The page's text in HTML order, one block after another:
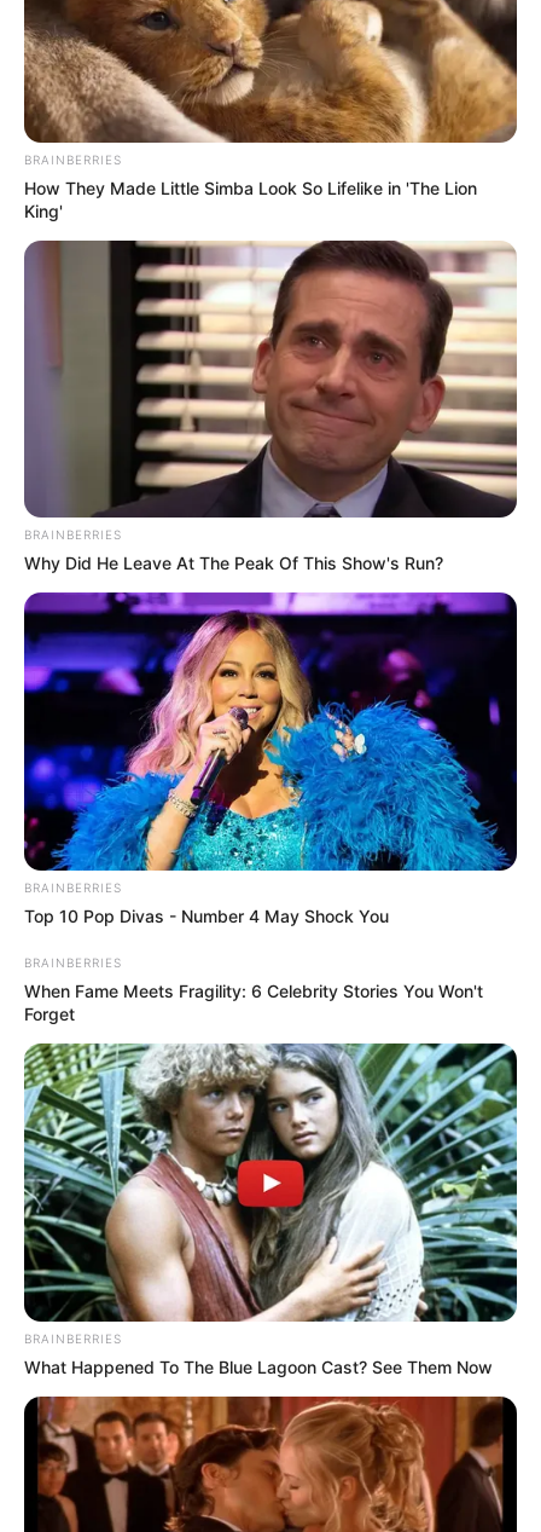
BRAINBERRIES
How They Made Little Simba Look So Lifelike in 'The Lion
King'
BRAINBERRIES
Why Did He Leave At The Peak Of This Show's Run?
BRAINBERRIES
Top 10 Pop Divas - Number 4 May Shock You
BRAINBERRIES
When Fame Meets Fragility: 6 Celebrity Stories You Won't
Forget
BRAINBERRIES
What Happened To The Blue Lagoon Cast? See Them Now